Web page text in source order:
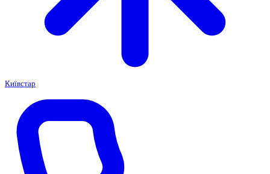
Київстар